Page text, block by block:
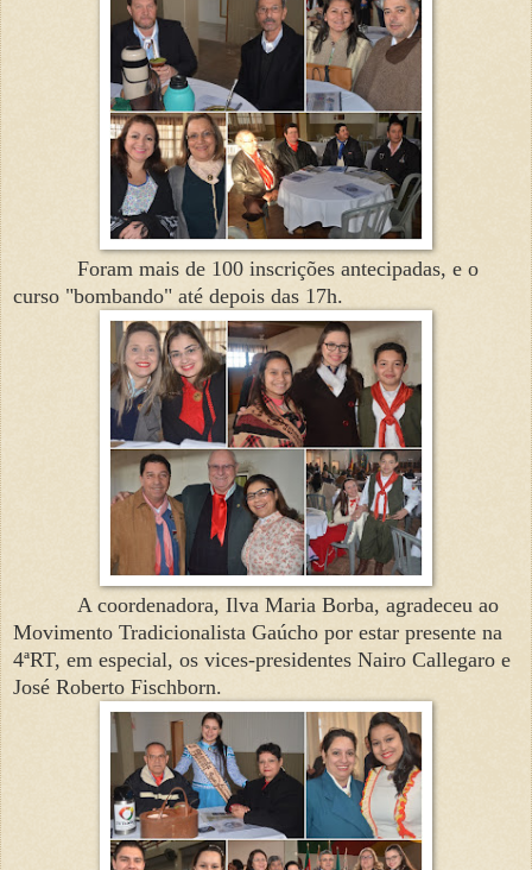
Foram mais de 100 inscrições antecipadas, e o
curso "bombando" até depois das 17h.
A coordenadora, Ilva Maria Borba, agradeceu ao
Movimento Tradicionalista Gaúcho por estar presente na
4ªRT, em especial, os vices-presidentes Nairo Callegaro e
José Roberto Fischborn.